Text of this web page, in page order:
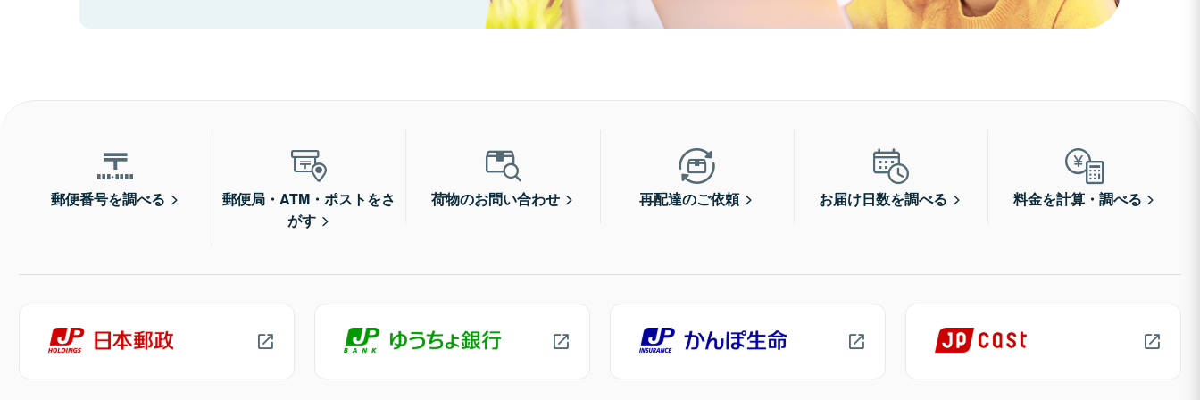
郵便番号を調べる
郵便局・ATM・ポストをさ
がす
荷物のお問い合わせ 再配達のご依頼 お届け日数を調べる 料金を計算・調べる